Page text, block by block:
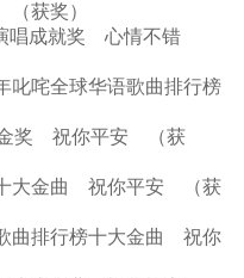
（获奖）
唱成就奖 心情不错
咤全球华语歌曲排行榜
奖 祝你平安 （获
大金曲 祝你平安 （获
曲排行榜十大金曲 祝你